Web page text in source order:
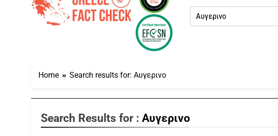
Home Search results for: Αυγερινο
Search Results for : Αυγερινο